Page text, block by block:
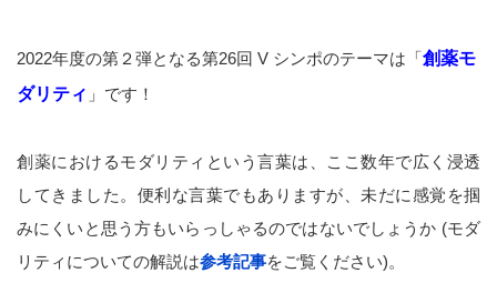
2022年度の第２弾となる第26回 V シンポのテーマは「創薬モ
ダリティ 」です！
創薬におけるモダリティという言葉は、ここ数年で広く浸透
してきました。便利な言葉でもありますが、未だに感覚を掴
みにくいと思う方もいらっしゃるのではないでしょうか (モダ
リティについての解説は参考記事をご覧ください)。